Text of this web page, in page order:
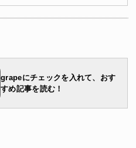
grapeにチェックを入れて、おす
すめ記事を読む！